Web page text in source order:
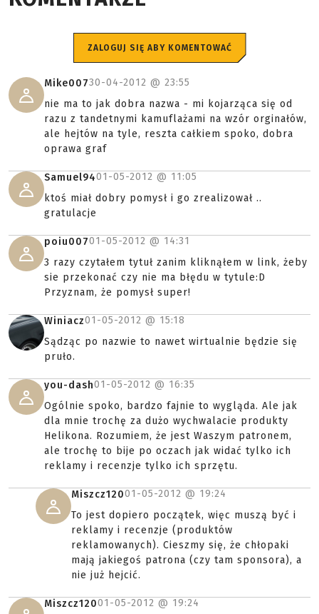
ZALOGUJ SIĘ ABY KOMENTOWAĆ
Mike00730-04-2012 @ 23:55
nie ma to jak dobra nazwa - mi kojarząca się od
razu z tandetnymi kamuflażami na wzór orginałów,
ale hejtów na tyle, reszta całkiem spoko, dobra
oprawa graf
Samuel9401-05-2012 @ 11:05
ktoś miał dobry pomysł i go zrealizował ..
gratulacje
poiu00701-05-2012 @ 14:31
3 razy czytałem tytuł zanim kliknąłem w link, żeby
sie przekonać czy nie ma błędu w tytule:D
Przyznam, że pomysł super!
Winiacz01-05-2012 @ 15:18
Sądząc po nazwie to nawet wirtualnie będzie się
pruło.
you-dash01-05-2012 @ 16:35
Ogólnie spoko, bardzo fajnie to wygląda. Ale jak
dla mnie trochę za dużo wychwalacie produkty
Helikona. Rozumiem, że jest Waszym patronem,
ale trochę to bije po oczach jak widać tylko ich
reklamy i recenzje tylko ich sprzętu.
Miszcz12001-05-2012 @ 19:24
To jest dopiero początek, więc muszą być i
reklamy i recenzje (produktów
reklamowanych). Cieszmy się, że chłopaki
mają jakiegoś patrona (czy tam sponsora), a
nie już hejcić.
Miszcz12001-05-2012 @ 19:24